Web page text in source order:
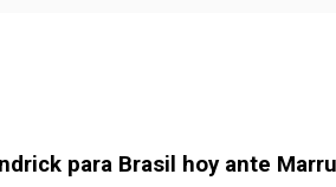
para Brasil hoy ante